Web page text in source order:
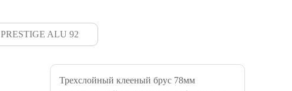
PRESTIGE ALU 92
Трехслойный клееный брус 78мм